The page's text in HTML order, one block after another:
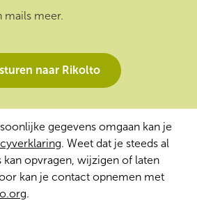
mails meer.
naar Rikolto
gegevens omgaan kan je
. Weet dat je steeds al
kan opvragen, wijzigen of laten
kan je contact opnemen met
.